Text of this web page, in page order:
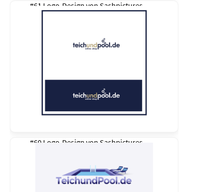
#61 Logo-Design von Sashpictures
#60 Logo-Design von Sashpictures